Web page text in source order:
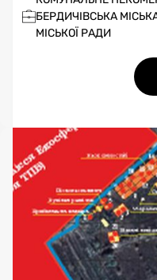
БЕРДИЧІВСЬКА
МІСЬКОЇ РАДИ